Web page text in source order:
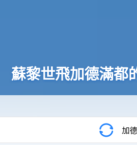
蘇黎世飛加德滿都